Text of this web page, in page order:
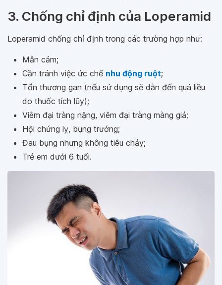
3. Chống chỉ định của Loperamid
Loperamid chống chỉ định trong các trường hợp như:
Mẫn cảm;
Cần tránh việc ức chế nhu động ruột;
Tổn thương gan (nếu sử dụng sẽ dẫn đến quá liều
do thuốc tích lũy);
Viêm đại tràng nặng, viêm đại tràng màng giả;
Hội chứng lỵ, bụng trướng;
Đau bụng nhưng không tiêu chảy;
Trẻ em dưới 6 tuổi.